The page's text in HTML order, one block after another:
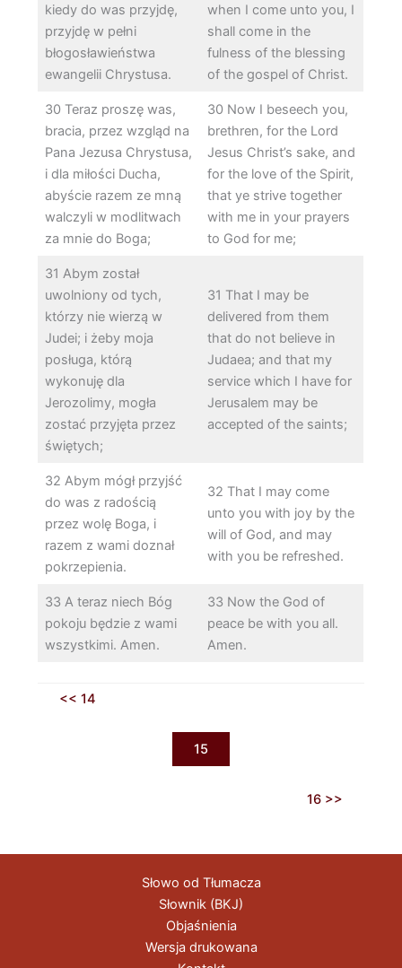
kiedy do was przyjdę,
przyjdę w pełni
błogosławieństwa
ewangelii Chrystusa.
when I come unto you, I
shall come in the
fulness of the blessing
of the gospel of Christ.
30 Teraz proszę was,
bracia, przez wzgląd na
Pana Jezusa Chrystusa,
i dla miłości Ducha,
abyście razem ze mną
walczyli w modlitwach
za mnie do Boga;
30 Now I beseech you,
brethren, for the Lord
Jesus Christ’s sake, and
for the love of the Spirit,
that ye strive together
with me in your prayers
to God for me;
31 Abym został
uwolniony od tych,
którzy nie wierzą w
Judei; i żeby moja
posługa, którą
wykonuję dla
Jerozolimy, mogła
zostać przyjęta przez
świętych;
31 That I may be
delivered from them
that do not believe in
Judaea; and that my
service which I have for
Jerusalem may be
accepted of the saints;
32 Abym mógł przyjść
do was z radością
przez wolę Boga, i
razem z wami doznał
pokrzepienia.
32 That I may come
unto you with joy by the
will of God, and may
with you be refreshed.
33 A teraz niech Bóg
pokoju będzie z wami
wszystkimi. Amen.
33 Now the God of
peace be with you all.
Amen.
<< 14
15
16 >>
Słowo od Tłumacza
Słownik (BKJ)
Objaśnienia
Wersja drukowana